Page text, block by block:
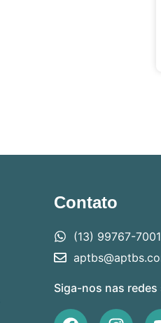
Contato
(13) 99767-7001
Siga-nos nas redes
F I